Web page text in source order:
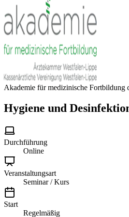
Akademie für medizinische
Hygiene und
Durchführung
Online
Veranstaltungsart
Seminar / Kurs
Start
Regelmäßig